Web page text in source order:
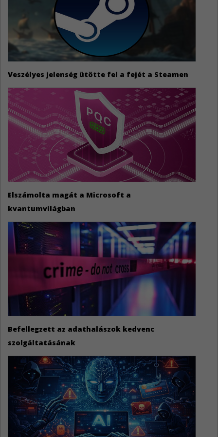
Veszélyes jelenség ütötte fel a fejét a Steamen
Elszámolta magát a Microsoft a
kvantumvilágban
Befellegzett az adathalászok kedvenc
szolgáltatásának